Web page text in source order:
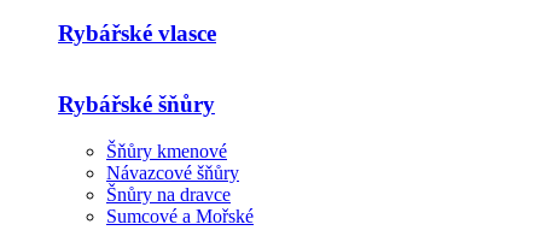
Rybářské vlasce
Rybářské šňůry
Šňůry kmenové
Návazcové šňůry
Šnůry na dravce
Sumcové a Mořské